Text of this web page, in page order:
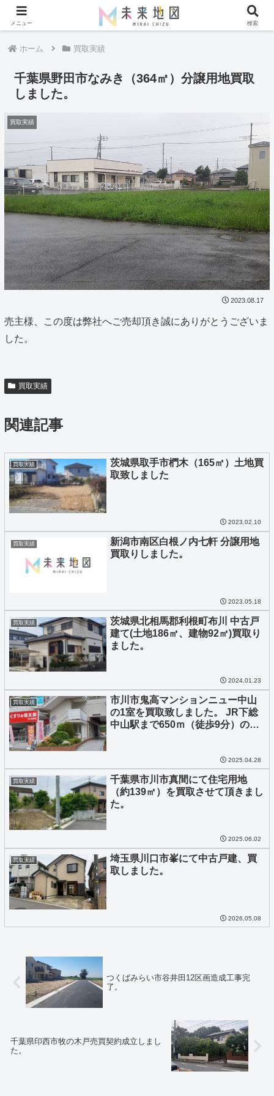
ホーム 買取実績
千葉県野田市なみき（364㎡）分譲用地買取
しました。
買取実績
2023.08.17
売主様、この度は弊社へご売却頂き誠にありがとうございま
した。
買取実績
関連記事
買取実績
茨城県取手市椚木（165㎡）土地買
取致しました
2023.02.10
買取実績
新潟市南区白根ノ内七軒 分譲用地
買取りしました。
2023.05.18
買取実績
茨城県北相馬郡利根町布川 中古戸
建て(土地186㎡、建物92㎡)買取り
ました。
2024.01.23
買取実績
市川市鬼高マンションニュー中山
の1室を買取致しました。 JR下総
中山駅まで650ｍ（徒歩9分）の好
2025.04.28
買取実績
千葉県市川市真間にて住宅用地
（約139㎡）を買取させて頂きまし
た。
2025.06.02
買取実績
埼玉県川口市峯にて中古戸建、買
取しました。
2026.05.08
つくばみらい市谷井田12区画造成工事完
了。
千葉県印西市牧の木戸売買契約成立しまし
た。
メニュー 検索